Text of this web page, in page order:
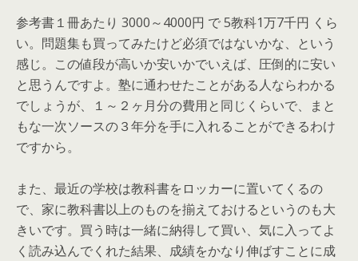
参考書１冊あたり 3000～4000円 で 5教科1万7千円 くら
い。問題集も買ってみたけど必須ではないかな、という
感じ。この値段が高いか安いかでいえば、圧倒的に安い
と思うんですよ。塾に通わせたことがある人ならわかる
でしょうが、１～２ヶ月分の費用と同じくらいで、まと
もな一次ソースの３年分を手に入れることができるわけ
ですから。
また、最近の学校は教科書をロッカーに置いてくるの
で、家に教科書以上のものを揃えておけるというのも大
きいです。買う時は一緒に納得して買い、気に入ってよ
く読み込んでくれた結果、成績をかなり伸ばすことに成